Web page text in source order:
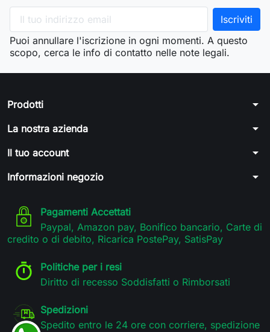
Puoi annullare l'iscrizione in ogni momenti. A questo
scopo, cerca le info di contatto nelle note legali.
Prodotti arrow_drop_down
La nostra azienda arrow_drop_down
Il tuo account arrow_drop_down
Informazioni negozio arrow_drop_down
Pagamenti Accettati
Paypal, Amazon pay, Bonifico bancario, Carte di
credito o di debito, Ricarica PostePay, SatisPay
Politiche per i resi
Diritto di recesso Soddisfatti o Rimborsati
Spedizioni
Spedito entro le 24 ore con corriere, spedizione